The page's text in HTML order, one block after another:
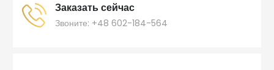
Заказать сейчас
Звоните: +48 602-184-564